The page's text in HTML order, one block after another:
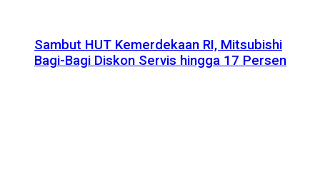
Sambut HUT Kemerdekaan RI, Mitsubishi
Bagi-Bagi Diskon Servis hingga 17 Persen